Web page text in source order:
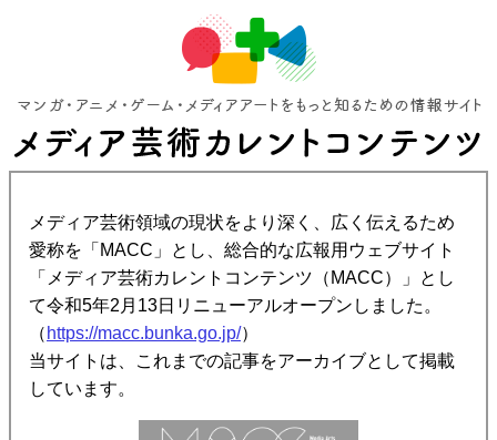
メディア芸術領域の現状をより深く、広く伝えるため
愛称を「MACC」とし、総合的な広報用ウェブサイト
「メディア芸術カレントコンテンツ（MACC）」とし
て令和5年2月13日リニューアルオープンしました。
（ https://macc.bunka.go.jp/）
当サイトは、これまでの記事をアーカイブとして掲載
しています。